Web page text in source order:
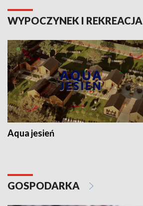
WYPOCZYNEK I REKREACJA
Aqua jesień
GOSPODARKA